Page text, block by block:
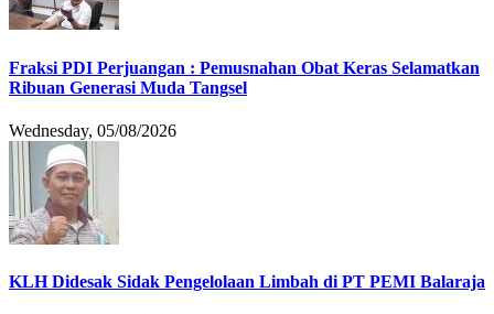
Fraksi PDI Perjuangan : Pemusnahan Obat Keras Selamatkan
Ribuan Generasi Muda Tangsel
Wednesday, 05/08/2026
KLH Didesak Sidak Pengelolaan Limbah di PT PEMI Balaraja